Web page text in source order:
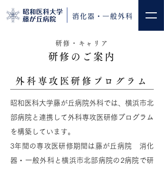
消化器・一般外科
研修のご案内
研修・キャリア
外科専攻医研修プログラム
昭和医科大学藤が丘病院外科では、横浜市北
部病院と連携して外科専攻医研修プログラム
を構築しています。
3年間の専攻医研修期間は藤が丘病院 消化
器・一般外科と横浜市北部病院の2病院で研